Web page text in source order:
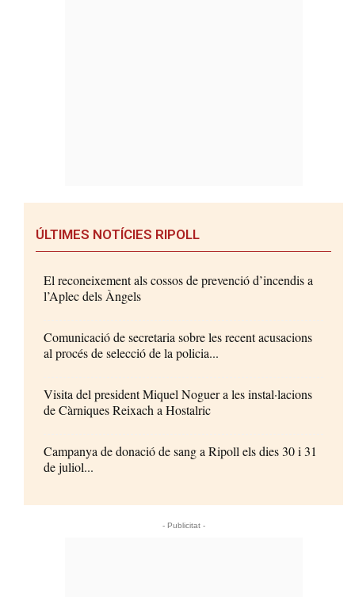
ÚLTIMES NOTÍCIES RIPOLL
El reconeixement als cossos de prevenció d’incendis a
l’Aplec dels Àngels
Comunicació de secretaria sobre les recent acusacions
al procés de selecció de la policia...
Visita del president Miquel Noguer a les instal·lacions
de Càrniques Reixach a Hostalric
Campanya de donació de sang a Ripoll els dies 30 i 31
de juliol...
- Publicitat -